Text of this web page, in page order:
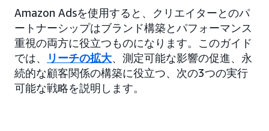
Amazon Adsを使用すると、クリエイターとのパ
ートナーシップはブランド構築とパフォーマンス
重視の両方に役立つものになります。このガイド
では、
リーチの拡大、測定可能な影響の促進、永
続的な顧客関係の構築に役立つ、次の3つの実行
可能な戦略を説明します。